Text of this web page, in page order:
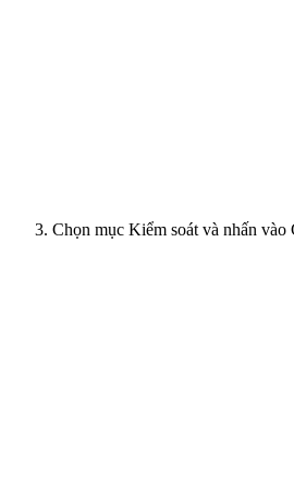
Chọn mục Kiểm soát và nhấn vào